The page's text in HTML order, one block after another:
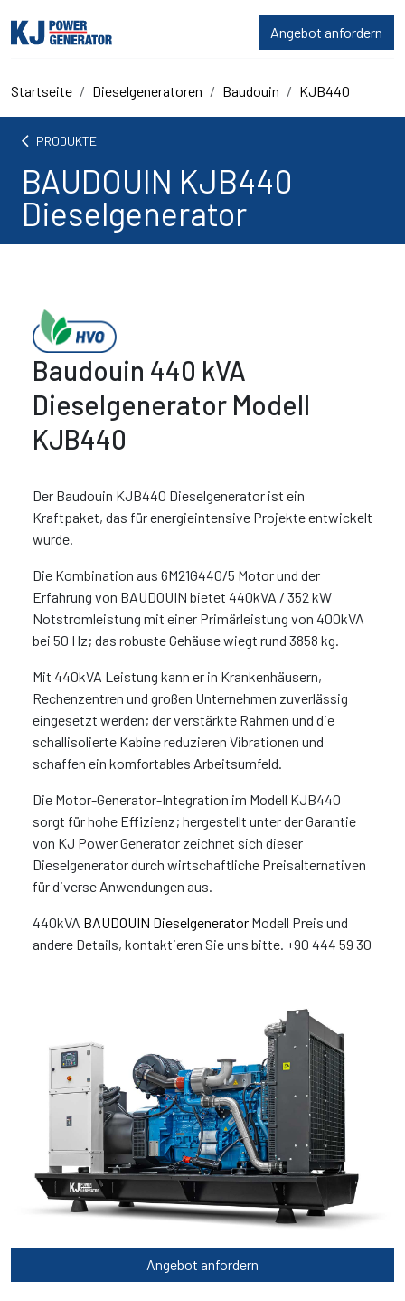
Angebot anfordern
Startseite Dieselgeneratoren Baudouin KJB440
arrow_back_ios PRODUKTE
BAUDOUIN KJB440
Dieselgenerator
Baudouin 440 kVA
Dieselgenerator Modell
KJB440
Der Baudouin KJB440 Dieselgenerator ist ein
Kraftpaket, das für energieintensive Projekte entwickelt
wurde.
Die Kombination aus 6M21G440/5 Motor und der
Erfahrung von BAUDOUIN bietet 440kVA / 352 kW
Notstromleistung mit einer Primärleistung von 400kVA
bei 50 Hz; das robuste Gehäuse wiegt rund 3858 kg.
Mit 440kVA Leistung kann er in Krankenhäusern,
Rechenzentren und großen Unternehmen zuverlässig
eingesetzt werden; der verstärkte Rahmen und die
schallisolierte Kabine reduzieren Vibrationen und
schaffen ein komfortables Arbeitsumfeld.
Die Motor-Generator-Integration im Modell KJB440
sorgt für hohe Effizienz; hergestellt unter der Garantie
von KJ Power Generator zeichnet sich dieser
Dieselgenerator durch wirtschaftliche Preisalternativen
für diverse Anwendungen aus.
440kVA BAUDOUIN Dieselgenerator Modell Preis und
andere Details, kontaktieren Sie uns bitte. +90 444 59 30
Angebot anfordern